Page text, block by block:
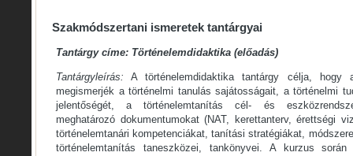
Szakmódszertani ismeretek tantárgyai
Tantárgy címe: Történelemdidaktika (előadás)
Tantárgyleírás: A történelemdidaktika tantárgy célja, hogy
megismerjék a történelmi tanulás sajátosságait, a történelmi
jelentőségét, a történelemtanítás cél- és
meghatározó dokumentumokat (NAT, kerettanterv, érettségi
történelemtanári kompetenciákat, tanítási stratégiákat,
történelemtanítás taneszközei, tankönyvei. A kurzus